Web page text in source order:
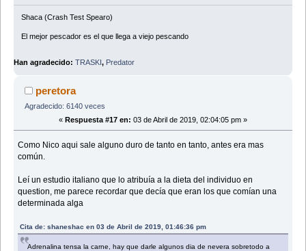
Shaca (Crash Test Spearo)
El mejor pescador es el que llega a viejo pescando
Han agradecido: TRASKI , Predator
peretora
Agradecido: 6140 veces
« Respuesta #17 en: 03 de Abril de 2019, 02:04:05 pm »
Como Nico aqui sale alguno duro de tanto en tanto, antes era mas
común.
Leí un estudio italiano que lo atribuía a la dieta del individuo en
question, me parece recordar que decía que eran los que comían una
determinada alga
Cita de: shaneshac en 03 de Abril de 2019, 01:46:36 pm
Adrenalina tensa la carne, hay que darle algunos dia de nevera sobretodo a